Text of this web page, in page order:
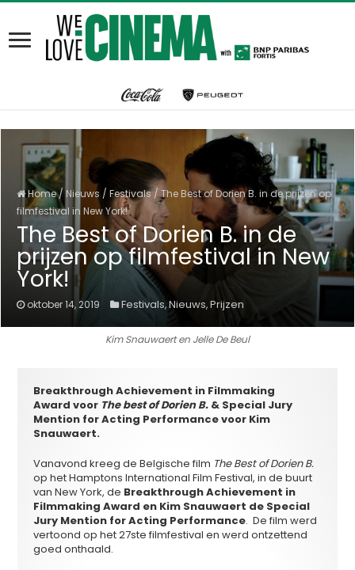
Home/ Nieuws / Festivals /The Best of Dorien B. in de prijzen op
filmfestival in New York!
The Best of Dorien B. in de
prijzen op filmfestival in New
York!
oktober 14, 2019 Festivals,Nieuws,Prijzen
Kim Snauwaert en Jelle De Beul
Breakthrough Achievement in Filmmaking
Award voor The best of Dorien B. & Special Jury
Mention for Acting Performancevoor Kim
Snauwaert.
Vanavond kreeg de Belgische film The Best of Dorien B.
op het Hamptons International Film Festival, in de buurt
van New York, de Breakthrough Achievement in
Filmmaking Award en Kim Snauwaert de Special
Jury Mention for Acting Performance. De film werd
vertoond op het 27ste filmfestival en werd ontzettend
goed onthaald.